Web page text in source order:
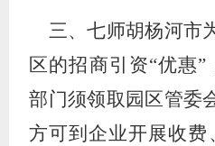
三、七师胡杨河市
区的招商引资“优惠”
部门须领取园区管委
方可到企业开展收费